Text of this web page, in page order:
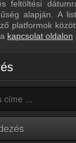
feltöltési
alapján. A
platformok
kapcsolat oldalon